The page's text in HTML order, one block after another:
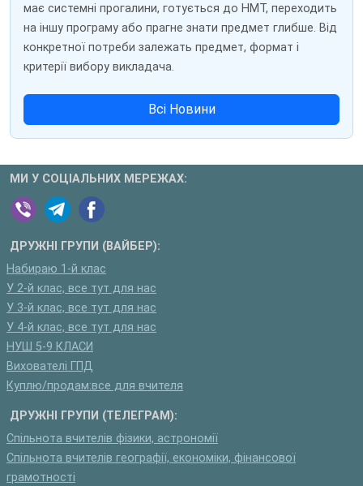
має системні прогалини, готується до НМТ, переходить
на іншу програму або прагне знати предмет глибше. Від
конкретної потреби залежать предмет, формат і
критерії вибору викладача.
Всі Новини
МИ У СОЦІАЛЬНИХ МЕРЕЖАХ:
ДРУЖНІ ГРУПИ (ВАЙБЕР):
Набираю 1-й клас
У 2-й клас, все тут для нас
У 3-й клас, все тут для нас
У 4-й клас, все тут для нас
НУШ 5-9 КЛАСИ
Вихователі ГПД
Куплю/продам:все для вчителя
ДРУЖНІ ГРУПИ (ТЕЛЕГРАМ):
Спільнота вчителів фізики, астрономії
Спільнота вчителів географії, економіки, фінансової
грамотності